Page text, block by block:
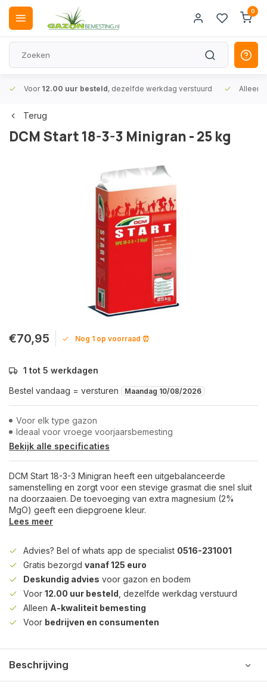
0
Voor 12.00 uur besteld, dezelfde werkdag verstuurd Alleen
Terug
DCM Start 18-3-3 Minigran - 25 kg
€70,95 Nog 1 op voorraad ⏰
1 tot 5 werkdagen
Bestel vandaag = versturen
Maandag 10/08/2026
Voor elk type gazon
Ideaal voor vroege voorjaarsbemesting
Bekijk alle specificaties
DCM Start 18-3-3 Minigran heeft een uitgebalanceerde
samenstelling en zorgt voor een stevige grasmat die snel sluit
na doorzaaien. De toevoeging van extra magnesium (2%
MgO) geeft een diepgroene kleur.
Lees meer
Advies? Bel of whats app de specialist 0516-231001
Gratis bezorgd vanaf 125 euro
Deskundig advies voor gazon en bodem
Voor 12.00 uur besteld , dezelfde werkdag verstuurd
Alleen A-kwaliteit bemesting
Voor bedrijven en consumenten
Beschrijving